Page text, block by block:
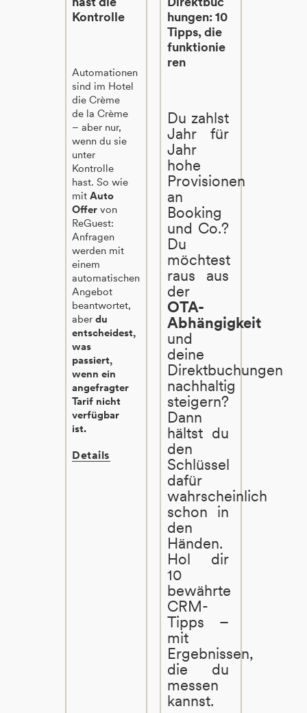
Kontrolle
Automationen
sind im Hotel
die Crème
de la Crème
– aber nur,
wenn du sie
unter
Kontrolle
hast. So wie
mitAuto
Offer von
ReGuest:
Anfragen
werden mit
einem
automatischen
Angebot
beantwortet,
aberdu
entscheidest,
was
passiert,
wenn ein
angefragter
Tarif nicht
verfügbar
ist.
Details
hungen: 10
Tipps, die
funktionie
ren
Du zahlst
Jahr für
Jahr
hohe
Provisionen
an
Booking
und Co.?
Du
möchtest
raus aus
der
OTA-
Abhängigkeit
und
deine
Direktbuchungen
nachhaltig
steigern?
Dann
hältst du
den
Schlüssel
dafür
wahrscheinlich
schon in
den
Händen.
Hol dir
10
bewährte
CRM-
Tipps –
mit
Ergebnissen,
die du
messen
kannst.